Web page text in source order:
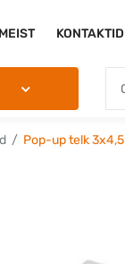
MEIST KONTAKTID
Pop-up telk